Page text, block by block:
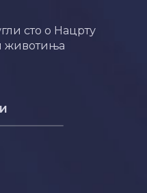
сто о Нацрту
животиња